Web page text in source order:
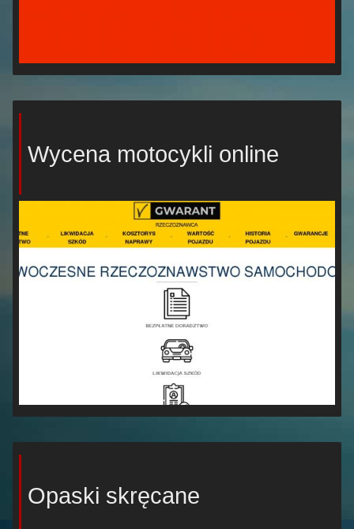
Wycena motocykli online
Opaski skręcane